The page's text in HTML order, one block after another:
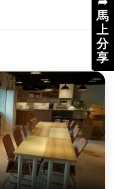
馬
上
分
享